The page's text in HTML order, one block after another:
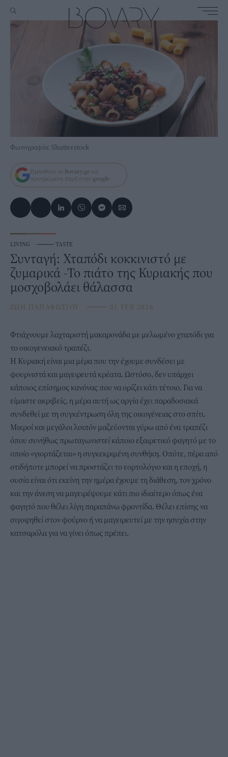
Φωτογραφία: Shutterstock
Πρόσθεσε το Bovary.gr ως
προτιμώμενη πηγή στην google
LIVING ⸻ TASTE
Συνταγή: Χταπόδι κοκκινιστό με
ζυμαρικά -Το πιάτο της Κυριακής που
μοσχοβολάει θάλασσα
ΖΩΗ ΠΑΠΑΦΩΤΙΟΥ ⸻ 01 FEB 2026
Φτιάχνουμε λαχταριστή μακαρονάδα με μελωμένοχταπόδιγια
το οικογενειακό τραπέζι.
Η Κυριακή είναι μια μέρα που την έχουμε συνδέσει με
φουρνιστά και μαγειρευτά κρέατα. Ωστόσο, δεν υπάρχει
κάποιος επίσημος κανόνας που να ορίζει κάτι τέτοιο. Για να
είμαστε ακριβείς, η μέρα αυτή ως αργία έχει παραδοσιακά
συνδεθεί με τη συγκέντρωση όλη της οικογένειας στο σπίτι.
Μικροί και μεγάλοι λοιπόν μαζεύονται γύρω από ένα τραπέζι
όπου συνήθως πρωταγωνιστεί κάποιο εξαιρετικό φαγητό με το
οποίο «γιορτάζεται» η συγκεκριμένη συνθήκη. Οπότε, πέρα από
οτιδήποτε μπορεί να προστάζει το εορτολόγιο και η εποχή, η
ουσία είναι ότι εκείνη την ημέρα έχουμε τη διάθεση, τον χρόνο
και την άνεση να μαγειρέψουμε κάτι πιο ιδιαίτερο όπως ένα
φαγητό που θέλει λίγη παραπάνω φροντίδα. Θέλει επίσης να
σιγοψηθεί στον φούρνο ή να μαγειρευτεί με την ησυχία στην
κατσαρόλα για να γίνει όπως πρέπει.